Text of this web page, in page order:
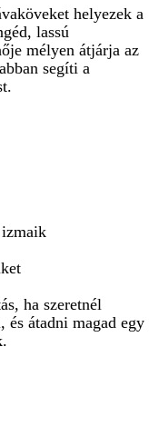
helyezek a
lassú
mélyen átjárja az
segíti a
ha szeretnél
és átadni magad egy